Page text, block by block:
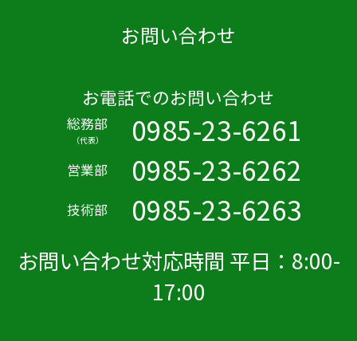
お問い合わせ
お電話でのお問い合わせ
総務部
（代表） 0985-23-6261
営業部 0985-23-6262
技術部 0985-23-6263
お問い合わせ対応時間 平日：8:00-
17:00